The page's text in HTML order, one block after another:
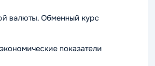
валюты. Обменный курс
показатели